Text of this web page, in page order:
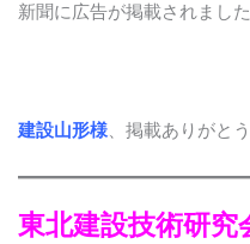
新聞に広告が掲載されまし
建設山形様、掲載ありがと
東北建設技術研